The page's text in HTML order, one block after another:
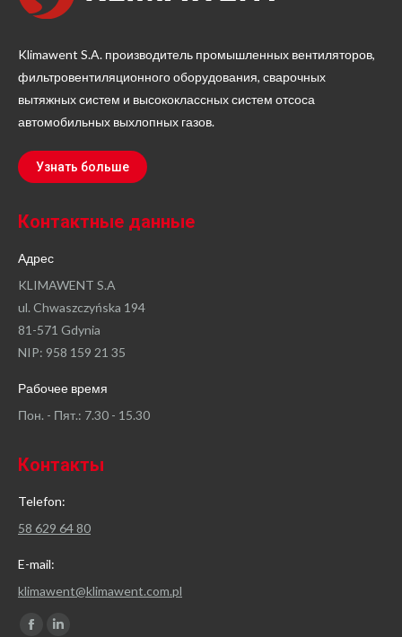
Klimawent S.A. производитель промышленных вентиляторов,
фильтровентиляционного оборудования, сварочных
вытяжных систем и высококлассных систем отсоса
автомобильных выхлопных газов.
Узнать больше
Контактные данные
Адрес
KLIMAWENT S.A
ul. Chwaszczyńska 194
81-571 Gdynia
NIP: 958 159 21 35
Рабочее время
Пон. - Пят.: 7.30 - 15.30
Контакты
Telefon:
58 629 64 80
E-mail:
klimawent@klimawent.com.pl
Найдите нас: